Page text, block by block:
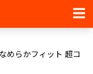
めらかフィット 超コ